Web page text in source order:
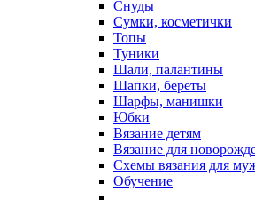
Снуды
Сумки, косметички
Топы
Туники
Шали, палантины
Шапки, береты
Шарфы, манишки
Юбки
Вязание детям
Вязание для
Схемы вязания для
Обучение